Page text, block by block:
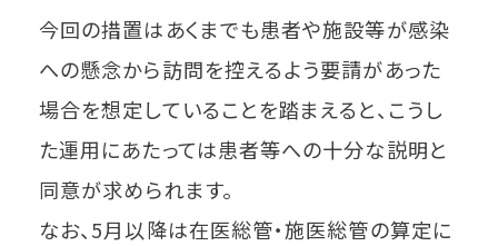
今回の措置はあくまでも患者や施設等が感染
への懸念から訪問を控えるよう要請があった
場合を想定していることを踏まえると、こうし
た運用にあたっては患者等への十分な説明と
同意が求められます。
なお、5月以降は在医総管・施医総管の算定に